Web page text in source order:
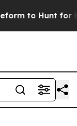
Hunt for